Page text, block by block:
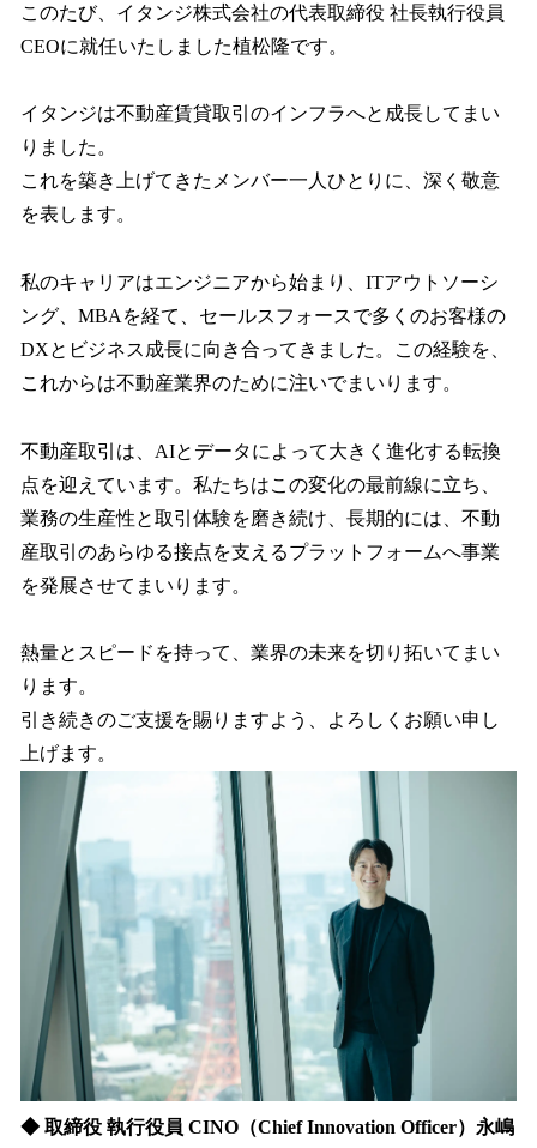
このたび、イタンジ株式会社の代表取締役 社長執行役員
CEOに就任いたしました植松隆です。
イタンジは不動産賃貸取引のインフラへと成長してまい
りました。
これを築き上げてきたメンバー一人ひとりに、深く敬意
を表します。
私のキャリアはエンジニアから始まり、ITアウトソーシ
ング、MBAを経て、セールスフォースで多くのお客様の
DXとビジネス成長に向き合ってきました。この経験を、
これからは不動産業界のために注いでまいります。
不動産取引は、AIとデータによって大きく進化する転換
点を迎えています。私たちはこの変化の最前線に立ち、
業務の生産性と取引体験を磨き続け、長期的には、不動
産取引のあらゆる接点を支えるプラットフォームへ事業
を発展させてまいります。
熱量とスピードを持って、業界の未来を切り拓いてまい
ります。
引き続きのご支援を賜りますよう、よろしくお願い申し
上げます。
◆ 取締役 執行役員 CINO（Chief Innovation Officer）永嶋